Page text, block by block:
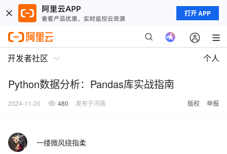
打开 APP
开发者社区 个人
Python数据分析：Pandas库实战指南
2024-11-20 480 发布于河南 版权 举报
一缕微风绕指柔